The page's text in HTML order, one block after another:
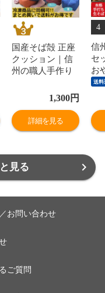
国産そば殻 正座
クッション｜信
州の職人手作り
製｜送料無料
1,300円
詳細を見る
4
信
セ
お
入
送料
見る
お問い合わせ
ご質問